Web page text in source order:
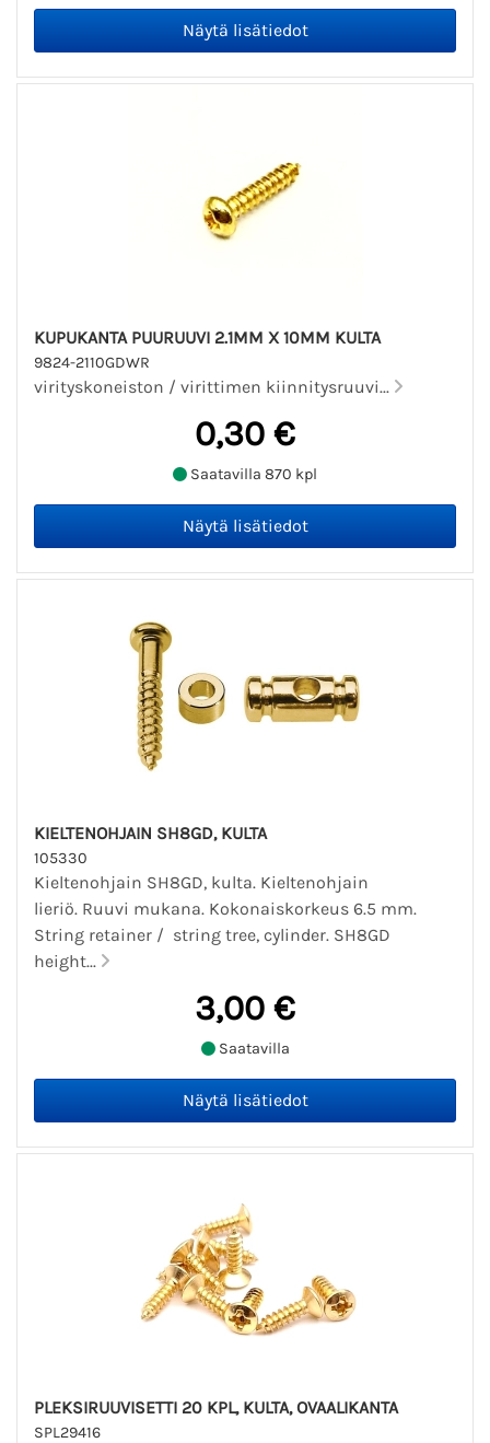
KUPUKANTA PUURUUVI 2.1MM X 10MM KULTA
9824-2110GDWR
virityskoneiston / virittimen kiinnitysruuvi...
0,30 €
Saatavilla 870 kpl
KIELTENOHJAIN SH8GD, KULTA
105330
Kieltenohjain SH8GD, kulta. Kieltenohjain
lieriö. Ruuvi mukana. Kokonaiskorkeus 6.5 mm.
String retainer / string tree, cylinder. SH8GD
height...
3,00 €
Saatavilla
PLEKSIRUUVISETTI 20 KPL, KULTA, OVAALIKANTA
SPL29416